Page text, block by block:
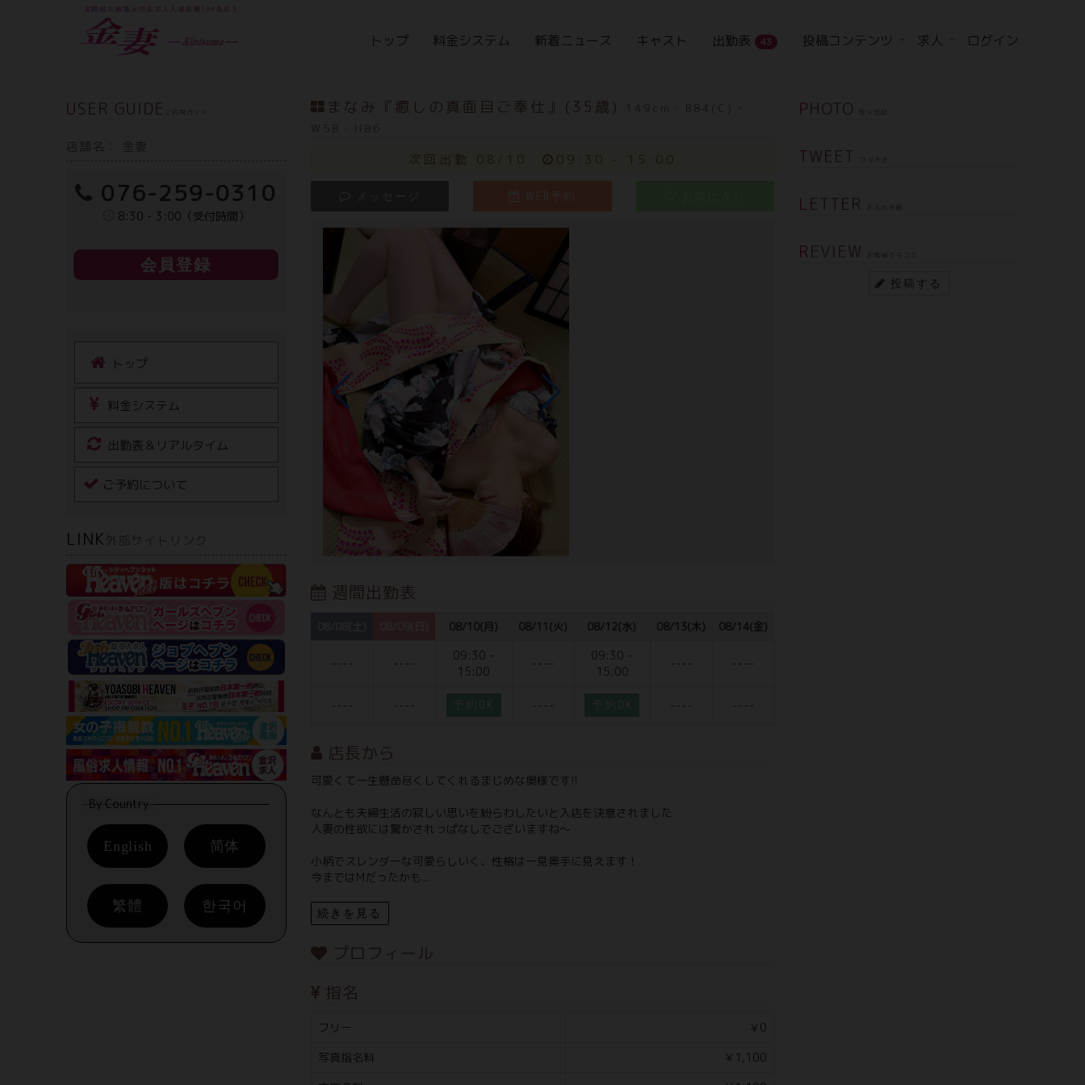
トップ 料金システム 新着ニュース キャスト 出勤表 43 投稿コンテンツ 求人 ログイン
まなみ『癒しの真面目ご奉仕』(35歳)
次回出勤 08/10 09:30 - 15:00
週間出勤表
08/10(月) 08/11(火) 08/12(水) 08/13(木) 08/14(金)
---- ----
09:30 -
15:00
----
09:30 -
15:00
---- ----
---- ---- ---- ---- ----
店長から
可愛くて一生懸命尽くしてくれるまじめな奥様です!!
なんとも夫婦生活の寂しい思いを紛らわしたいと入店を決意されました
人妻の性欲には驚かされっぱなしでございますね～
小柄でスレンダーな可愛らしいく、性格は一見奥手に見えます！
今まではMだったかも...
続きを見る
プロフィール
指名
フリー
￥0
写真指名料
￥1,100
PHOTO
TWEET
LETTER
REVIEW
投稿する
USER GUIDE
076-259-0310
8:30 - 3:00（受付時間）
会員登録
トップ
料金システム
出勤表＆リアルタイム
ご予約について
LINK
By Country
English 简体
繁體 한국어